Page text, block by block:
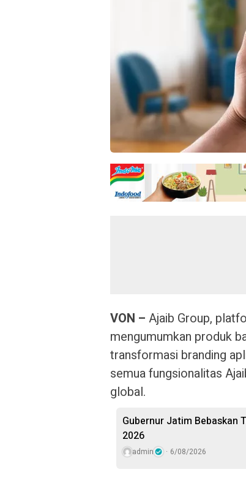
VON – Ajaib Group,
mengumumkan produk
transformasi branding
semua fungsionalitas
global.
Gubernur Jatim Bebaskan
2026
admin 6/08/2026